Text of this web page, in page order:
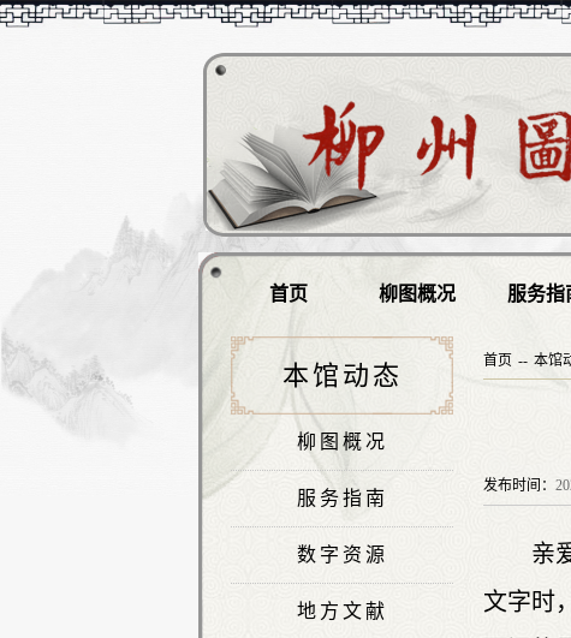
首页 柳图概况 服务指
本馆动态
柳图概况
服务指南
数字资源
地方文献
首页 -- 本馆
发布时间：
亲
文字时